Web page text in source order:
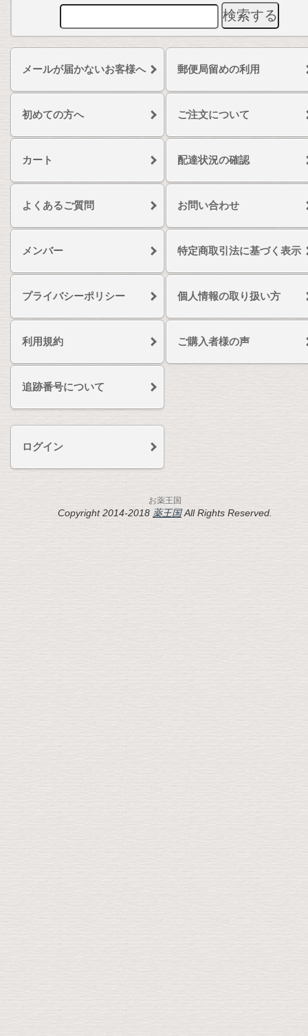
メールが届かないお客様へ 郵便局留めの利用
初めての方へ ご注文について
カート 配達状況の確認
よくあるご質問 お問い合わせ
メンバー 特定商取引法に基づく表示
プライバシーポリシー 個人情報の取り扱い方
利用規約 ご購入者様の声
追跡番号について
ログイン
お薬王国
Copyright 2014-2018 薬王国All Rights Reserved.